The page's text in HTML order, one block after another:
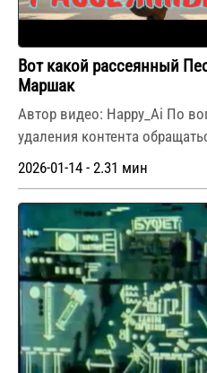
Вот какой рассеянный
Маршак
Автор видео: Happy_Ai По
удаления контента
2026-01-14 - 2.31 мин